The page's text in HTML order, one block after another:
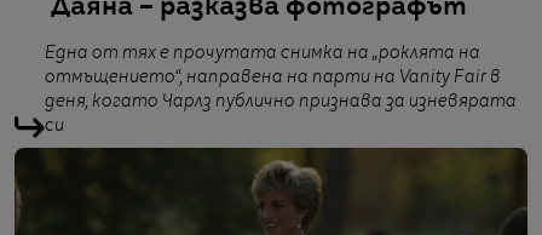
Даяна – разказва фотографът
Една от тях е прочутата снимка на „роклята на
отмъщението“, направена на парти на Vanity Fair в
деня, когато Чарлз публично признава за изневярата
си